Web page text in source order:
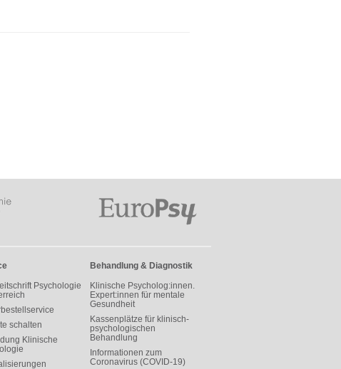
Psychologie
schalten
Klinische
Behandlung & Diagnostik
Klinische Psycholog:innen.
Expert:innen für mentale
Gesundheit
Kassenplätze für klinisch-
psychologischen
Behandlung
Informationen zum
Coronavirus (COVID-19)